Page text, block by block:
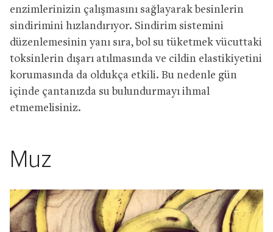
enzimlerinizin çalışmasını sağlayarak besinlerin
sindirimini hızlandırıyor. Sindirim sistemini
düzenlemesinin yanı sıra, bol su tüketmek vücuttaki
toksinlerin dışarı atılmasında ve cildin elastikiyetini
korumasında da oldukça etkili. Bu nedenle gün
içinde çantanızda su bulundurmayı ihmal
etmemelisiniz.
Muz